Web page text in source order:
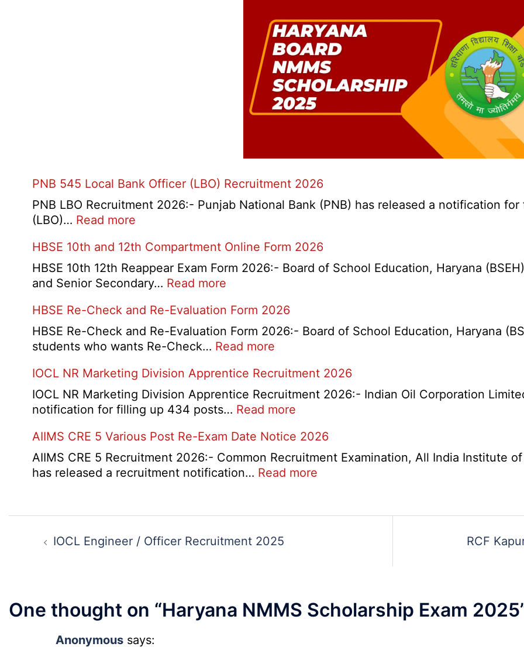
PNB 545 Local Bank Officer (LBO) Recruitment 2026
PNB LBO Recruitment 2026:- Punjab National Bank (PNB) has released a notification
(LBO)… Read more
545
Local
Bank
(LBO)
Recruitment
2026
HBSE 10th and 12th Compartment Online Form 2026
HBSE 10th 12th Reappear Exam Form 2026:- Board of School Education, Haryana
and Senior Secondary… Read more
10th
and
12th
Online
Form
2026
HBSE Re-Check and Re-Evaluation Form 2026
HBSE Re-Check and Re-Evaluation Form 2026:- Board of School Education, Haryana
students who wants Re-Check… Read more
Re-
Check
and
Evaluation
Form
2026
IOCL NR Marketing Division Apprentice Recruitment 2026
IOCL NR Marketing Division Apprentice Recruitment 2026:- Indian Oil Corporation
notification for filling up 434 posts… Read more
NR
Marketing
Division
2026
AIIMS CRE 5 Various Post Re-Exam Date Notice 2026
AIIMS CRE 5 Recruitment 2026:- Common Recruitment Examination, All India Institute
has released a recruitment notification… Read more
5
Notice
Post
navigation
IOCL Engineer / Officer Recruitment 2025 RCF
One thought on “Haryana NMMS Scholarship Exam 2025
Anonymous says: